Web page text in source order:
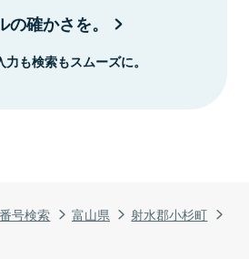
号検索 富山県
射水郡小杉町
確かさを。
も検索もスムーズに。